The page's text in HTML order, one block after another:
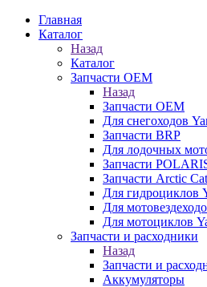
Главная
Каталог
Назад
Каталог
Запчасти OEM
Назад
Запчасти OEM
Для снегоходов
Запчасти BRP
Для лодочных
Запчасти
Запчасти Arctic Cat
Для гидроциклов
Для
Для мотоциклов
Запчасти и расходники
Назад
Запчасти и
Аккумуляторы